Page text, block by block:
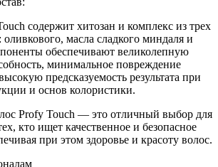
содержит хитозан и комплекс из трех
масла сладкого миндаля и
обеспечивают великолепную
минимальное повреждение
предсказуемость результата при
и основ колористики.
Profy Touch — это отличный выбор для
кто ищет качественное и безопасное
при этом здоровье и красоту волос.